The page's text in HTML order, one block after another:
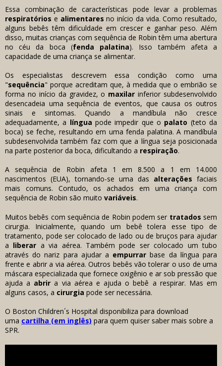
Essa combinação de características pode levar a problemas
respiratórios e alimentaresno início da vida. Como resultado,
alguns bebês têm dificuldade em crescer e ganhar peso. Além
disso, muitas crianças com sequência de Robin têm uma abertura
no céu da boca (fenda palatina). Isso também afeta a
capacidade de uma criança se alimentar.
Os especialistas descrevem essa condição como uma
"sequência" porque acreditam que, à medida que o embrião se
forma no início da gravidez, o maxilarinferior subdesenvolvido
desencadeia uma sequência de eventos, que causa os outros
sinais e sintomas. Quando a mandíbula não cresce
adequadamente, a língua pode impedir que o palato (teto da
boca) se feche, resultando em uma fenda palatina. A mandíbula
subdesenvolvida também faz com que a língua seja posicionada
na parte posterior da boca, dificultando a respiração.
A sequência de Robin afeta 1 em 8.500 a 1 em 14.000
nascimentos (EUA), tornando-se uma das alterações faciais
mais comuns. Contudo, os achados em uma criança com
sequência de Robin são muito variáveis.
Muitos bebês com sequência de Robin podem ser tratados sem
cirurgia. Inicialmente, quando um bebê tolera esse tipo de
tratamento, pode ser colocado de lado ou de bruços para ajudar
a liberar a via aérea. Também pode ser colocado um tubo
através do nariz para ajudar a empurrarbase da língua para
frente e abrir a via aérea. Outros bebês vão tolerar o uso de uma
máscara especializada que fornece oxigênio e ar sob pressão que
ajuda a abrira via aérea e ajuda o bebê a respirar. Mas em
alguns casos, a cirurgia pode ser necessária.
O Boston Children´s Hospital disponibiliza para download
uma cartilha (em inglês) para quem quiser saber mais sobre a
SPR.